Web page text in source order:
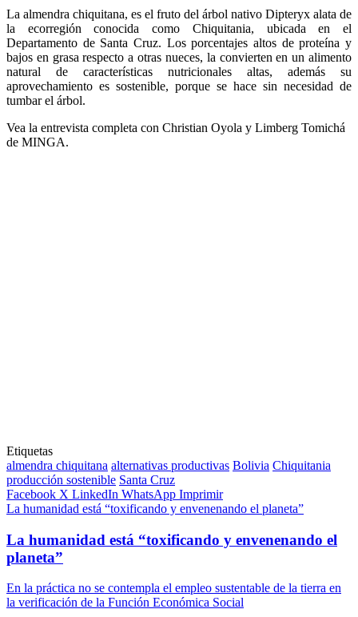
La almendra chiquitana, es el fruto del árbol nativo Dipteryx alata de
la ecorregión conocida como Chiquitania, ubicada en el
Departamento de Santa Cruz. Los porcentajes altos de proteína y
bajos en grasa respecto a otras nueces, la convierten en un alimento
natural de características nutricionales altas, además su
aprovechamiento es sostenible, porque se hace sin necesidad de
tumbar el árbol.
Vea la entrevista completa con Christian Oyola y Limberg Tomichá
de MINGA.
Etiquetas
almendra chiquitana alternativas productivas Bolivia Chiquitania
producción sostenible Santa Cruz
Facebook X LinkedIn WhatsApp Imprimir
La humanidad está “toxificando y envenenando el planeta”
La humanidad está “toxificando y envenenando el
planeta”
En la práctica no se contempla el empleo sustentable de la tierra en
la verificación de la Función Económica Social